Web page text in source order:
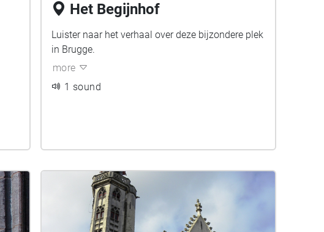
Het Begijnhof
Luister naar het verhaal over deze bijzondere plek
in Brugge.
more
1 sound